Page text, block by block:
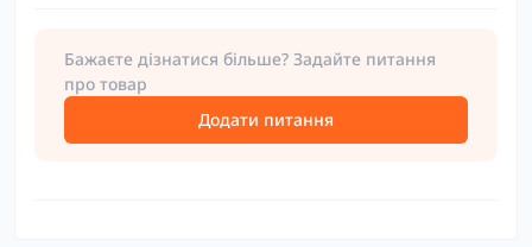
Бажаєте дізнатися більше? Задайте питання
про товар
Додати питання